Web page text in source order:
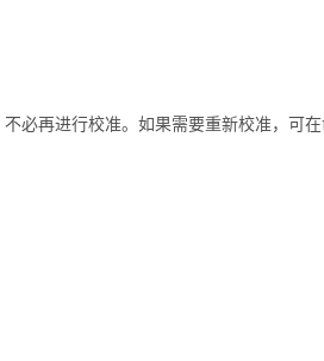
必再进行校准。如果需要重新校准，可在